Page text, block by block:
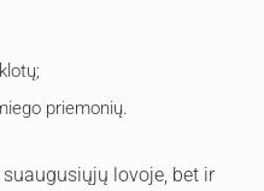
priemonių.
lovoje, bet ir